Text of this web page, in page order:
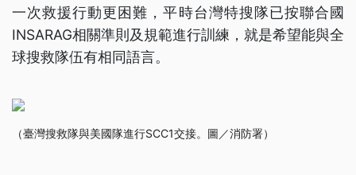
一次救援行動更困難，平時台灣特搜隊已按聯合國
INSARAG相關準則及規範進行訓練，就是希望能與全
球搜救隊伍有相同語言。
（臺灣搜救隊與美國隊進行SCC1交接。圖／消防署）